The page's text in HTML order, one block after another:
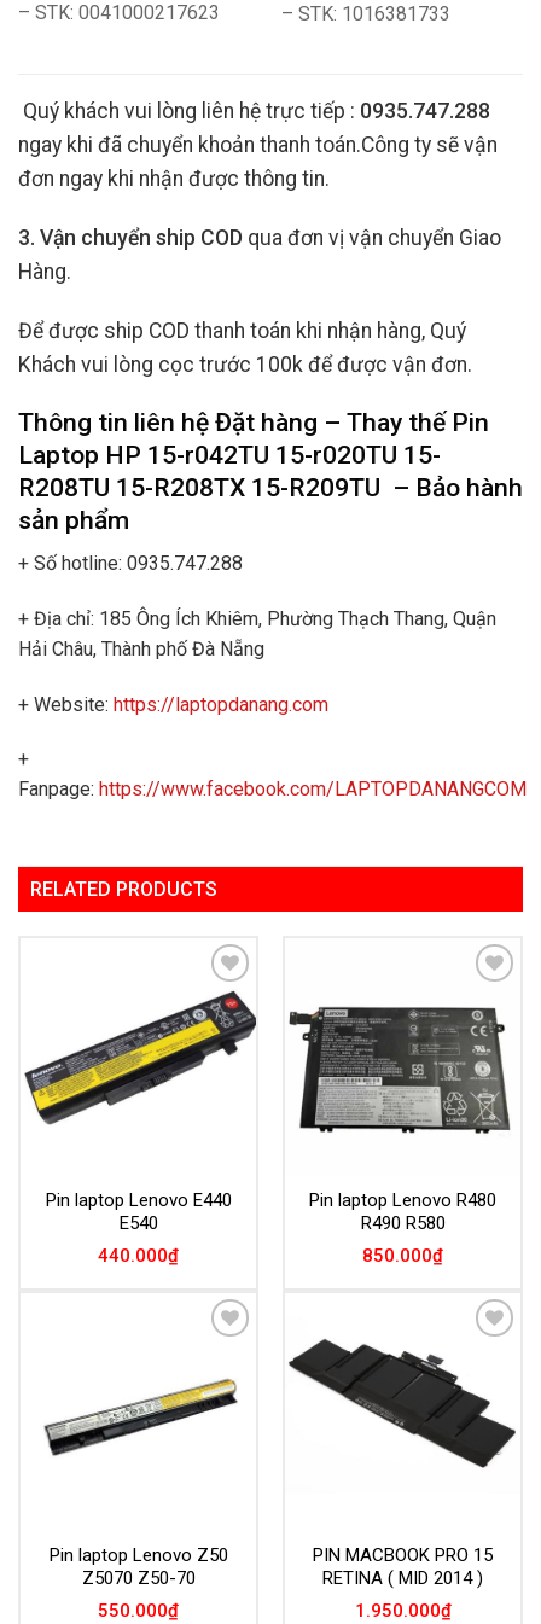
– STK: 0041000217623 – STK: 1016381733
Quý khách vui lòng liên hệ trực tiếp : 0935.747.288
ngay khi đã chuyển khoản thanh toán.Công ty sẽ vận
đơn ngay khi nhận được thông tin.
3. Vận chuyển ship COD qua đơn vị vận chuyển Giao
Hàng.
Để được ship COD thanh toán khi nhận hàng, Quý
Khách vui lòng cọc trước 100k để được vận đơn.
Thông tin liên hệ Đặt hàng – Thay thế Pin
Laptop HP 15-r042TU 15-r020TU 15-
R208TU 15-R208TX 15-R209TU – Bảo hành
sản phẩm
+ Số hotline: 0935.747.288
+ Địa chỉ: 185 Ông Ích Khiêm, Phường Thạch Thang, Quận
Hải Châu, Thành phố Đà Nẵng
+ Website: https://laptopdanang.com
+
Fanpage: https://www.facebook.com/LAPTOPDANANGCOM
RELATED PRODUCTS
Add to
Wishlist
Pin laptop Lenovo E440
E540
440.000₫
Wishlist
Pin laptop Lenovo R480
R490 R580
850.000₫
Pin laptop Lenovo Z50
Z5070 Z50-70
550.000₫
PIN MACBOOK PRO 15
RETINA ( MID 2014 )
1.950.000₫